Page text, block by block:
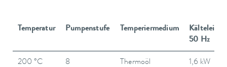
Temperatur Pumpenstufe Temperiermedium
50 Hz
200 °C 8 Thermoöl 1,6 kW